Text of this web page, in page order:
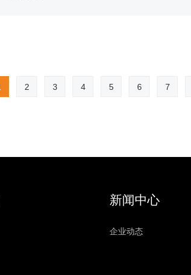
2 3 4 5 6 7
新闻中心
企业动态